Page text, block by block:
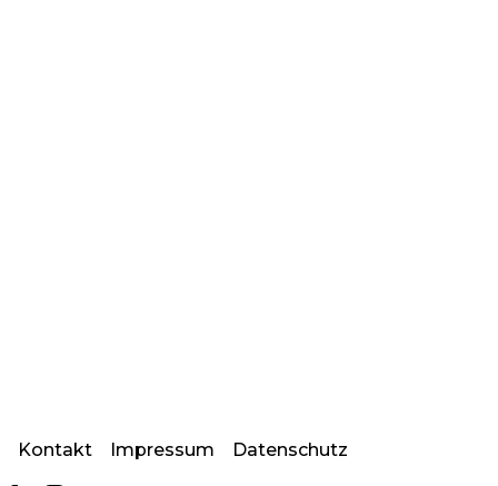
Kontakt Impressum Datenschutz